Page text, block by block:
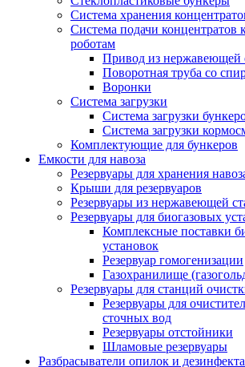
Система хранения
Система подачи концентратов
роботам
Привод из нержавеющей
Поворотная труба со
Воронки
Система загрузки
Система загрузки
Система загрузки
Комплектующие для бункеров
Емкости для навоза
Резервуары для хранения
Крыши для резервуаров
Резервуары из нержавеющей
Резервуары для биогазовых
Комплексные поставки
установок
Резервуар гомогенизации
Газохранилище
Резервуары для станций
Резервуары для
сточных вод
Резервуары отстойники
Шламовые резервуары
Разбрасыватели опилок и